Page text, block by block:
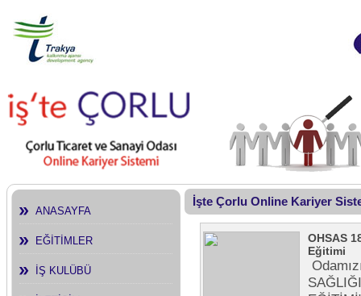
ANASAYFA
EĞİTİMLER
İŞ KULÜBÜ
İşte Çorlu Online Kariyer
OHSAS
Eğitimi